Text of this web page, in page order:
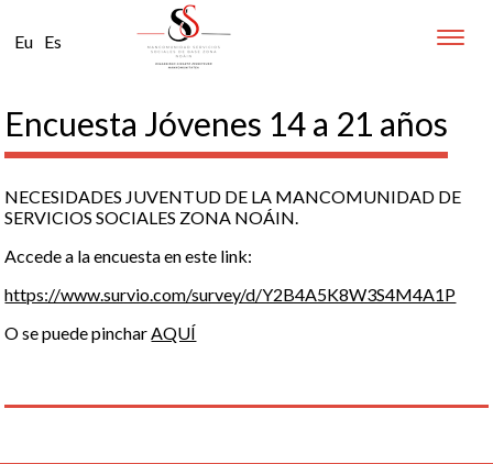
Eu Es
Toggle
Encuesta Jóvenes 14 a 21 años
NECESIDADES JUVENTUD DE LA MANCOMUNIDAD DE
SERVICIOS SOCIALES ZONA NOÁIN.
Accede a la encuesta en este link:
https://www.survio.com/survey/d/Y2B4A5K8W3S4M4A1P
O se puede pinchar AQUÍ